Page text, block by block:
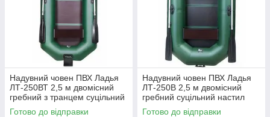
Надувний човен ПВХ Ладья
ЛТ-250ВТ 2,5 м двомісний
гребний з транцем суцільний
настил стаціонарні сидіння
Готово до відправки
Надувний човен ПВХ Ладья
ЛТ-250В 2,5 м двомісний
гребний суцільний настил
стаціонарні сидіння
Готово до відправки